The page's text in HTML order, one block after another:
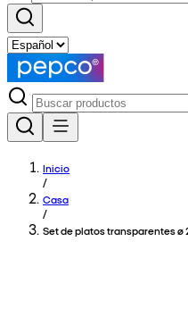
Inicio
/
Casa
/
Set de platos transparentes ø